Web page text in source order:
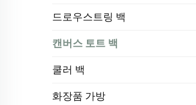
드로우스트링 백
캔버스 토트 백
쿨러 백
화장품 가방